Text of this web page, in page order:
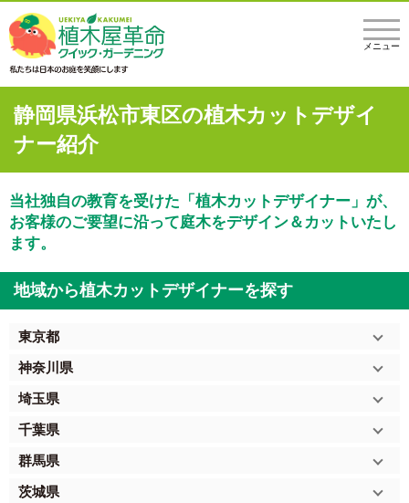
メニュー
静岡県浜松市東区の植木カットデザイ
ナー紹介
当社独自の教育を受けた「植木カットデザイナー」が、
お客様のご要望に沿って庭木をデザイン＆カットいたし
ます。
地域から植木カットデザイナーを探す
東京都
神奈川県
埼玉県
千葉県
群馬県
茨城県